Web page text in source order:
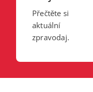
Přečtěte si
aktuální
zpravodaj.